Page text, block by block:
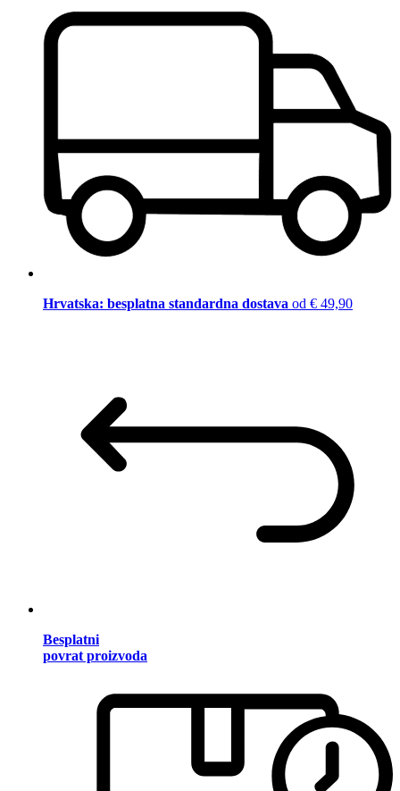
Hrvatska: besplatna standardna dostava od € 49,90
Besplatni
povrat proizvoda